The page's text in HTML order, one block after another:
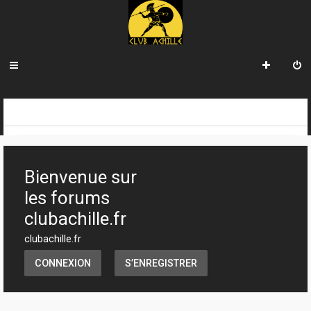
Bienvenue sur
les forums
clubachille.fr
clubachille.fr
CONNEXION S’ENREGISTRER